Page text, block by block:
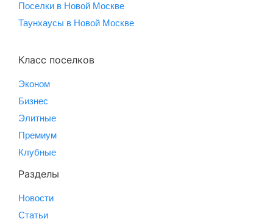
Поселки в Новой Москве
Таунхаусы в Новой Москве
Класс поселков
Эконом
Бизнес
Элитные
Премиум
Клубные
Разделы
Новости
Статьи